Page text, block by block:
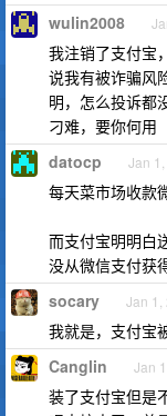
wulin2008
我注销了支付宝
说我有被诈骗风
明，怎么投诉都
刁难，要你何用
datocp Jan
每天菜市场收款
而支付宝明明白
没从微信支付获
socary Jan 1,
我就是，支付宝
Canglin Jan
装了支付宝但是